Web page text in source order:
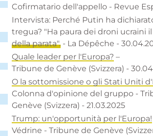
Cofirmatario dell'appello - Revue
Intervista: Perché Putin ha
tregua? "Ha paura dei droni ucraini
della parata". - La Dépêche -
Quale leader per l'Europa? –
Tribune de Genève (Svizzera) -
O la sottomissione o gli Stati Uniti
Colonna d'opinione del gruppo -
Genève (Svizzera) - 21.03.2025
Trump: un'opportunità per l'Europa!
Védrine - Tribune de Genève